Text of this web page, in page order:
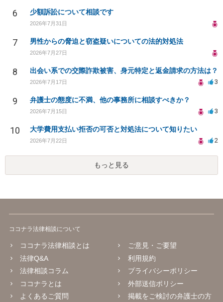
6 少額訴訟について相談です
2026年7月31日
7 男性からの脅迫と窃盗疑いについての法的対処法
2026年7月27日
8 出会い系での交際詐欺被害、身元特定と返金請求の方法は？
2026年7月17日 3
9 弁護士の態度に不満、他の事務所に相談すべきか？
2026年7月15日 3
10 大学費用支払い拒否の可否と対処法について知りたい
2026年7月22日 2
もっと見る
ココナラ法律相談について
ココナラ法律相談とは
法律Q&A
法律相談コラム
ココナラとは
よくあるご質問
ご意見・ご要望
利用規約
プライバシーポリシー
外部送信ポリシー
掲載をご検討の弁護士の方